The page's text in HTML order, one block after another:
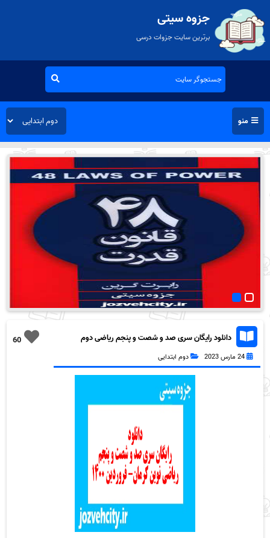
جزوه سیتی
برترین سایت جزوات درسی
منو
60
دانلود رایگان سری صد و شصت و پنجم ریاضی دوم
دبستان به همراه pdf
24 مارس 2023 دوم ابتدایی